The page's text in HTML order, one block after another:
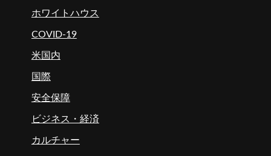
ホワイトハウス
COVID-19
米国内
国際
安全保障
ビジネス・経済
カルチャー